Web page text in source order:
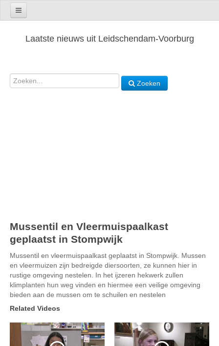
Laatste nieuws uit Leidschendam-Voorburg
Zoeken
Mussentil en Vleermuispaalkast
geplaatst in Stompwijk
Mussentil en vleermuispaalkast geplaatst in Stompwijk. Mussen
en vleermuizen zijn bedreigde diersoorten, ze kunnen hier in
rustige omgeving nestelen. In het ijzeren hekwerk zullen
klimplanten hun weg vinden en hiermee een veilige omgeving
bieden aan de mussen om te schuilen en nestelen
Related Videos